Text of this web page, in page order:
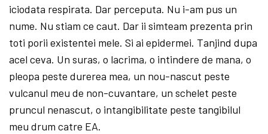
iciodata respirata. Dar perceputa. Nu i-am pus un
nume. Nu stiam ce caut. Dar ii simteam prezenta prin
toti porii existentei mele. Si ai epidermei. Tanjind dupa
acel ceva. Un suras, o lacrima, o intindere de mana, o
pleopa peste durerea mea, un nou-nascut peste
vulcanul meu de non-cuvantare, un schelet peste
pruncul nenascut, o intangibilitate peste tangibilul
meu drum catre EA.